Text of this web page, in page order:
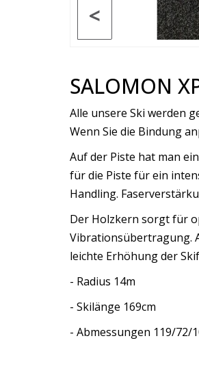
<
SALOMON
Alle unsere Ski werden
Wenn Sie die Bindung
Auf der Piste hat man
für die Piste für ein
Handling.
Der Holzkern sorgt für
Vibrationsübertragung.
leichte Erhöhung der
- Radius 14m
- Skilänge 169cm
- Abmessungen 119/72/